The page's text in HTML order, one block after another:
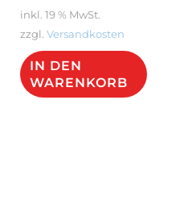
inkl. 19 % MwSt.
zzgl. Versandkosten
IN DEN
WARENKORB